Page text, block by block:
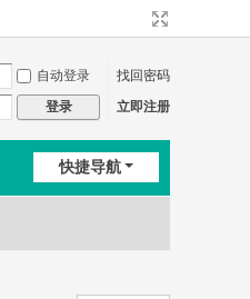
自动登录
找回密码
登录 立即注册
快捷导航